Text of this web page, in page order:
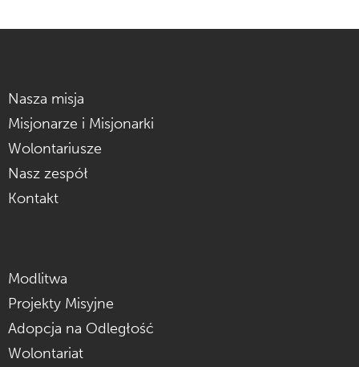
Nasza misja
Misjonarze i Misjonarki
Wolontariusze
Nasz zespół
Kontakt
Modlitwa
Projekty Misyjne
Adopcja na Odległość
Wolontariat